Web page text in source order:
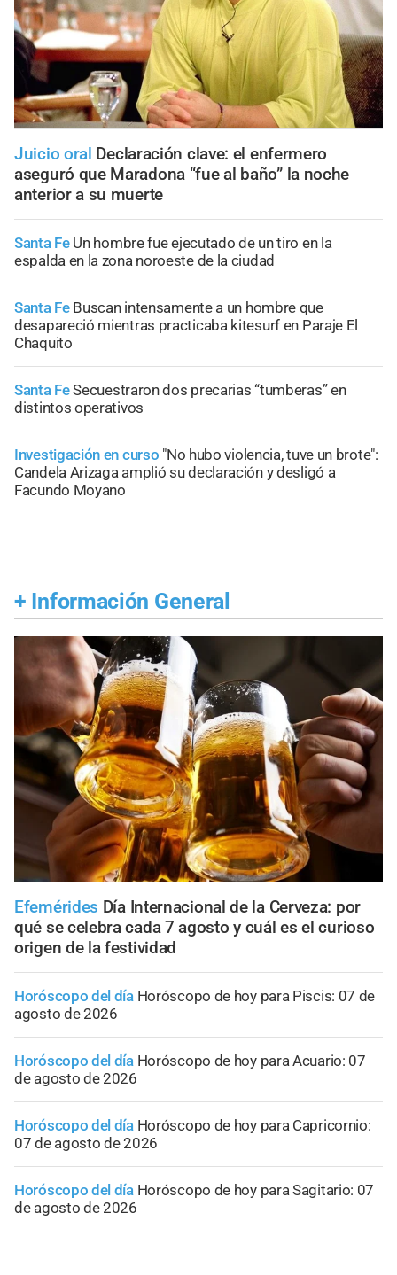
Juicio oral Declaración clave: el enfermero
aseguró que Maradona “fue al baño” la noche
anterior a su muerte
Santa Fe Un hombre fue ejecutado de un tiro en la
espalda en la zona noroeste de la ciudad
Santa Fe Buscan intensamente a un hombre que
desapareció mientras practicaba kitesurf en Paraje El
Chaquito
Santa FeSecuestraron dos precarias “tumberas” en
distintos operativos
Investigación en curso "No hubo violencia, tuve un brote":
Candela Arizaga amplió su declaración y desligó a
Facundo Moyano
+ Información General
Efemérides Día Internacional de la Cerveza: por
qué se celebra cada 7 agosto y cuál es el curioso
origen de la festividad
Horóscopo del día Horóscopo de hoy para Piscis: 07 de
agosto de 2026
Horóscopo del día Horóscopo de hoy para Acuario: 07
de agosto de 2026
Horóscopo del día Horóscopo de hoy para Capricornio:
07 de agosto de 2026
Horóscopo del día Horóscopo de hoy para Sagitario: 07
de agosto de 2026